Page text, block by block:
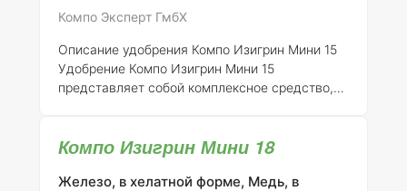
необходимых питательных веществ. В
зависимости от типа культуры,
рекомендуемая доза применения удобрения
варьируется от 15 до 60 кг на гектар. В случае
применения на зернов
Компо Эксперт ГмбХ
Описание удобрения Компо Изигрин Мини 15
Удобрение Компо Изигрин Мини 15
представляет собой комплексное средство,
растений. Это удобрение способствует
обеспечивая их необходимыми питательными
Компо Изигрин Мини 18
Железо, в хелатной форме, Медь, в